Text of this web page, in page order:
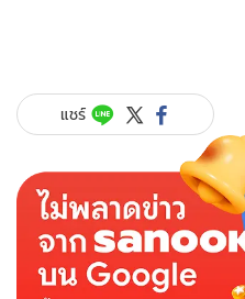
แชร์